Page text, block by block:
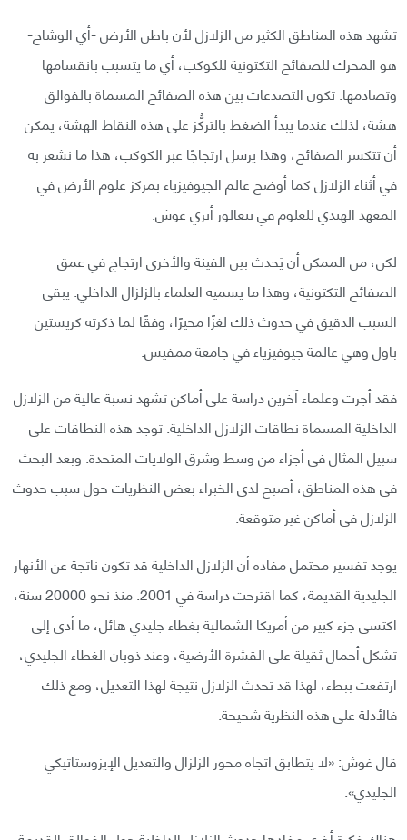
تشهد هذه المناطق الكثير من الزلازل لأن باطن الأرض -أي الوشاح-
هو المحرك للصفائح التكتونية للكوكب، أي ما يتسبب بانقسامها
وتصادمها. تكون التصدعات بين هذه الصفائح المسماة بالفوالق
هشة، لذلك عندما يبدأ الضغط بالتركُّز على هذه النقاط الهشة، يمكن
أن تتكسر الصفائح، وهذا يرسل ارتجاجًا عبر الكوكب، هذا ما نشعر به
في أثناء الزلازل كما أوضح عالم الجيوفيزياء بمركز علوم الأرض في
المعهد الهندي للعلوم في بنغالور أتري غوش.
لكن، من الممكن أن يَحدث بين الفينة والأخرى ارتجاج في عمق
الصفائح التكتونية، وهذا ما يسميه العلماء بالزلزال الداخلي. يبقى
السبب الدقيق في حدوث ذلك لغزًا محيرًا، وفقًا لما ذكرته كريستين
باول وهي عالمة جيوفيزياء في جامعة ممفيس.
فقد أجرت وعلماء آخرين دراسة على أماكن تشهد نسبة عالية من الزلازل
الداخلية المسماة نطاقات الزلازل الداخلية. توجد هذه النطاقات على
سبيل المثال في أجزاء من وسط وشرق الولايات المتحدة. وبعد البحث
في هذه المناطق، أصبح لدى الخبراء بعض النظريات حول سبب حدوث
الزلازل في أماكن غير متوقعة.
يوجد تفسير محتمل مفاده أن الزلازل الداخلية قد تكون ناتجة عن الأنهار
الجليدية القديمة، كما اقترحت دراسة في 2001. منذ نحو 20000 سنة،
اكتسى جزء كبير من أمريكا الشمالية بغطاء جليدي هائل، ما أدى إلى
تشكل أحمال ثقيلة على القشرة الأرضية، وعند ذوبان الغطاء الجليدي،
ارتفعت ببطء، لهذا قد تحدث الزلازل نتيجة لهذا التعديل، ومع ذلك
فالأدلة على هذه النظرية شحيحة.
قال غوش: «لا يتطابق اتجاه محور الزلزال والتعديل الإيزوستاتيكي
الجليدي».